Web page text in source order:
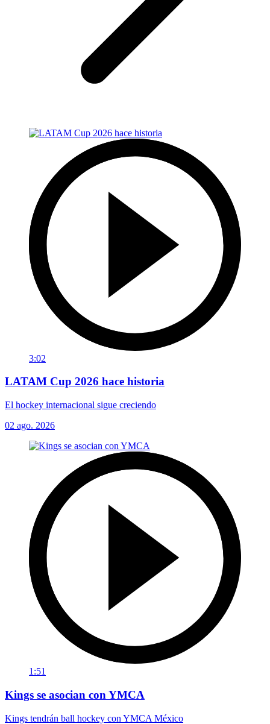
3:02
LATAM Cup 2026 hace historia
El hockey internacional sigue creciendo
02 ago. 2026
1:51
Kings se asocian con YMCA
Kings tendrán ball hockey con YMCA México